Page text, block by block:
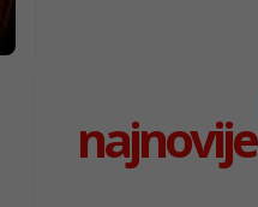
najnovije